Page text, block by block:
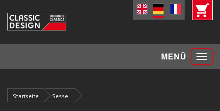
MENÜ Toggle
Startseite Sessel